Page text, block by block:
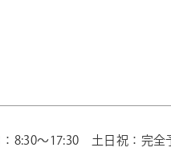
：8:30～17:30 土日祝：完全